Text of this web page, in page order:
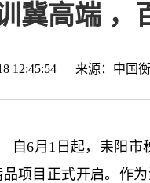
冀高端 ，
12:45:54 来源： 中国
6月1日起，耒阳市
项目正式开启。作